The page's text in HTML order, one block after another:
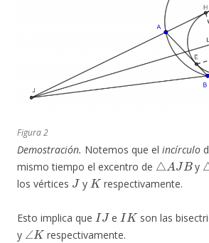
Figura 2
Demostración. Notemos que el incírculo
mismo tiempo el excentro de
△AJB
y
los vértices
J
y
K
respectivamente.
Esto implica que
IJ
e
IK
son las
y
∠K
respectivamente.